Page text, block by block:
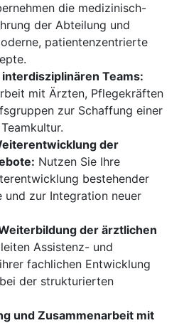
die medizinisch-
der Abteilung und
patientenzentrierte
Teams:
mit Ärzten, Pflegekräften
zur Schaffung einer
der
Nutzen Sie Ihre
bestehender
und zur Integration neuer
der ärztlichen
Assistenz- und
fachlichen Entwicklung
der strukturierten
und Zusammenarbeit mit